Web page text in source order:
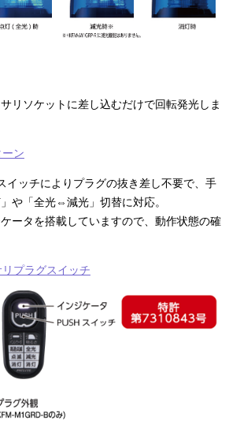
リソケットに差し込むだけで回転発光しま
ン
イッチによりプラグの抜き差し不要で、手
や「全光⇔減光」切替に対応。
ータを搭載していますので、動作状態の確
プラグスイッチ